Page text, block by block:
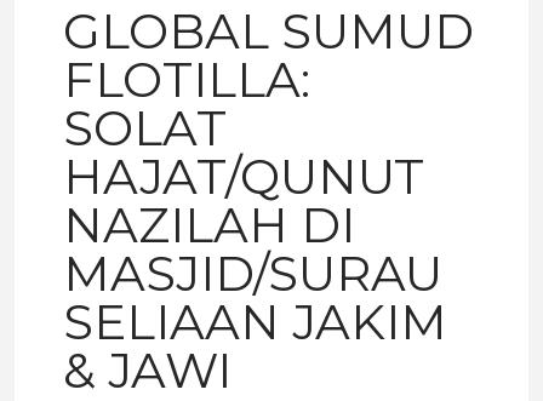
GLOBAL SUMUD
FLOTILLA:
SOLAT
HAJAT/QUNUT
NAZILAH DI
MASJID/SURAU
SELIAAN JAKIM
& JAWI